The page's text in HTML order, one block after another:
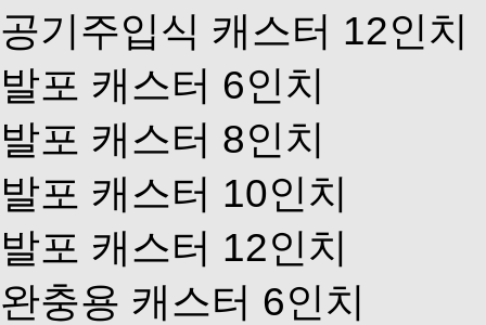
공기주입식 캐스터 12인치
발포 캐스터 6인치
발포 캐스터 8인치
발포 캐스터 10인치
발포 캐스터 12인치
완충용 캐스터 6인치